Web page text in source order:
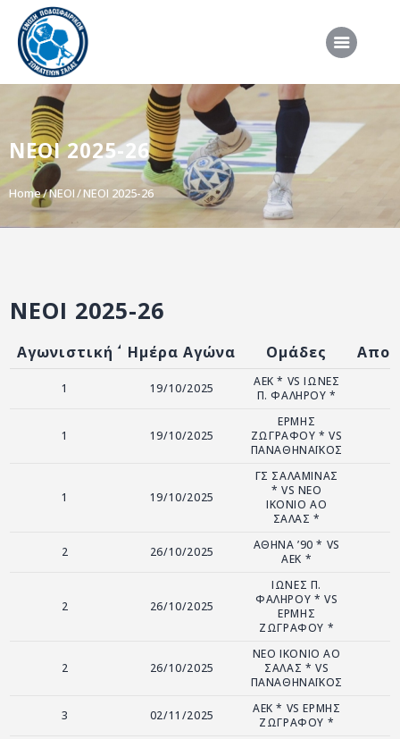
ΝΕΟΙ 2025-26
Home ΝΕΟΙ ΝΕΟΙ 2025-26
ΑΡΧΙΚΗ
ΕΠΣΣ
ΔΙΟΡΓΑΝΩΣΕΙΣ
ΠΡΟΕΘΝΙΚΕΣ ΟΜΑΔΕΣ
ΣΥΝΕΝΤΕΥΞΕΙΣ
VIDEO
ΧΡΗΣΙΜΑ
ΕΠΙΚΟΙΝΩΝΙΑ
ΝΕΟΙ 2025-26
Αγωνιστική Ημέρα Αγώνα Ομάδες
1 19/10/2025
ΑΕΚ * VS ΙΩΝΕΣ
Π. ΦΑΛΗΡΟΥ *
1 19/10/2025
ΕΡΜΗΣ
ΖΩΓΡΑΦΟΥ * VS
ΠΑΝΑΘΗΝΑΪΚΟΣ
1 19/10/2025
ΓΣ ΣΑΛΑΜΙΝΑΣ
* VS ΝΕΟ
ΙΚΟΝΙΟ ΑΟ
ΣΑΛΑΣ *
2 26/10/2025
ΑΘΗΝΑ ’90 * VS
ΑΕΚ *
2 26/10/2025
ΙΩΝΕΣ Π.
ΦΑΛΗΡΟΥ * VS
ΕΡΜΗΣ
ΖΩΓΡΑΦΟΥ *
2 26/10/2025
ΝΕΟ ΙΚΟΝΙΟ ΑΟ
ΣΑΛΑΣ * VS
ΠΑΝΑΘΗΝΑΪΚΟΣ
3 02/11/2025
ΑΕΚ * VS ΕΡΜΗΣ
ΖΩΓΡΑΦΟΥ *